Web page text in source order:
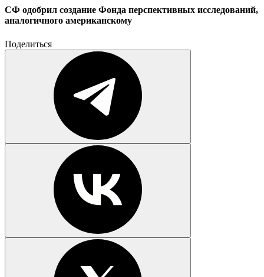
СФ одобрил создание Фонда перспективных исследований,
аналогичного американскому
Поделиться